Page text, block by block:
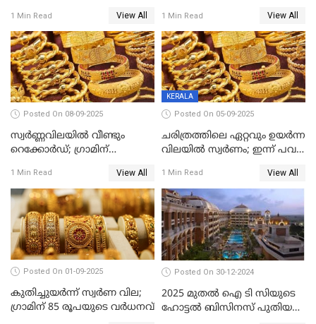
1 Min Read View All 1 Min Read View All
Posted On 08-09-2025
സ്വർണ്ണവിലയിൽ വീണ്ടും
റെക്കോർഡ്; ഗ്രാമിന്
രൂപ മാത്രം കുറവ്
1 Min Read View All
KERALA
Posted On 05-09-2025
ചരിത്രത്തിലെ ഏറ്റവും ഉയർന്ന
വിലയിൽ സ്വർണം; ഇന്ന് പവന്
1 Min Read View All
Posted On 01-09-2025
കുതിച്ചുയർന്ന് സ്വർണ വില;
ഗ്രാമിന് 85 രൂപയുടെ വർധനവ്
Posted On 30-12-2024
2025 മുതൽ ഐ ടി സിയുടെ
ഹോട്ടൽ ബിസിനസ് പുതിയ